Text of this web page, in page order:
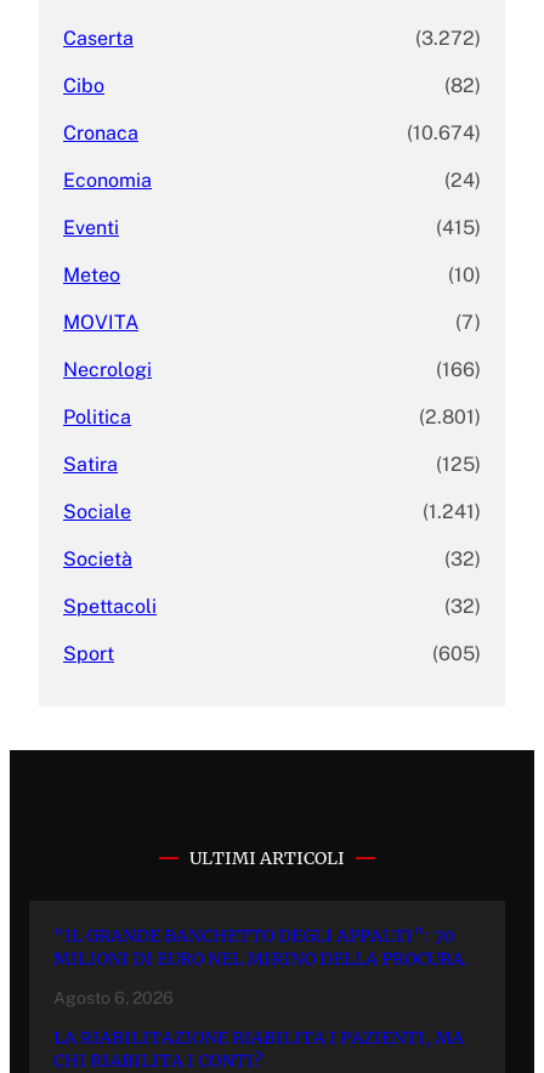
Caserta (3.272)
Cibo (82)
Cronaca (10.674)
Economia (24)
Eventi (415)
Meteo (10)
MOVITA (7)
Necrologi (166)
Politica (2.801)
Satira (125)
Sociale (1.241)
Società (32)
Spettacoli (32)
Sport (605)
ULTIMI ARTICOLI
“IL GRANDE BANCHETTO DEGLI APPALTI”: 70
MILIONI DI EURO NEL MIRINO DELLA PROCURA.
Agosto 6, 2026
LA RIABILITAZIONE RIABILITA I PAZIENTI, MA
CHI RIABILITA I CONTI?